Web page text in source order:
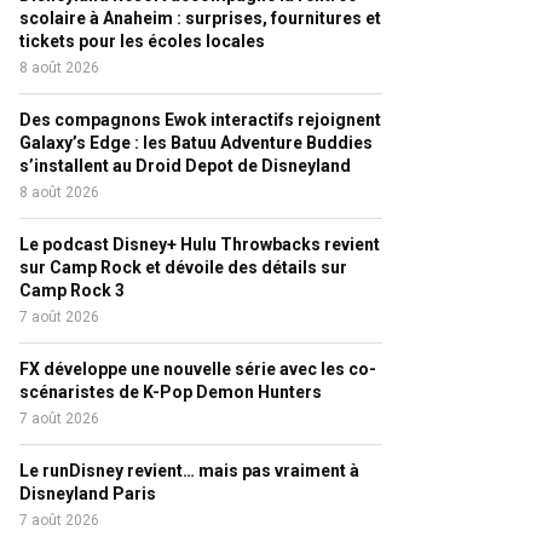
scolaire à Anaheim : surprises, fournitures et
tickets pour les écoles locales
8 août 2026
Des compagnons Ewok interactifs rejoignent
Galaxy’s Edge : les Batuu Adventure Buddies
s’installent au Droid Depot de Disneyland
8 août 2026
Le podcast Disney+ Hulu Throwbacks revient
sur Camp Rock et dévoile des détails sur
Camp Rock 3
7 août 2026
FX développe une nouvelle série avec les co-
scénaristes de K-Pop Demon Hunters
7 août 2026
Le runDisney revient… mais pas vraiment à
Disneyland Paris
7 août 2026